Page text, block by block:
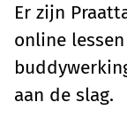
Er zijn
online
aan de slag.